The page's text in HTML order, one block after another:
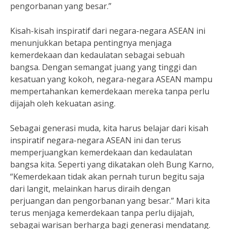
pengorbanan yang besar.”
Kisah-kisah inspiratif dari negara-negara ASEAN ini
menunjukkan betapa pentingnya menjaga
kemerdekaan dan kedaulatan sebagai sebuah
bangsa. Dengan semangat juang yang tinggi dan
kesatuan yang kokoh, negara-negara ASEAN mampu
mempertahankan kemerdekaan mereka tanpa perlu
dijajah oleh kekuatan asing.
Sebagai generasi muda, kita harus belajar dari kisah
inspiratif negara-negara ASEAN ini dan terus
memperjuangkan kemerdekaan dan kedaulatan
bangsa kita. Seperti yang dikatakan oleh Bung Karno,
“Kemerdekaan tidak akan pernah turun begitu saja
dari langit, melainkan harus diraih dengan
perjuangan dan pengorbanan yang besar.” Mari kita
terus menjaga kemerdekaan tanpa perlu dijajah,
sebagai warisan berharga bagi generasi mendatang.